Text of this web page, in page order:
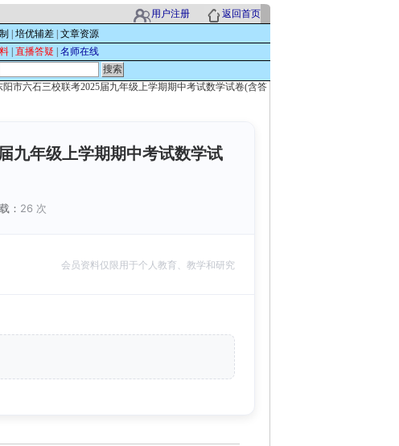
用户注册
返回首页
培优辅差 文章资源
直播答疑 名师在线
市六石三校联考2025届九年级上学期期中考试数学试卷(含答
九年级上学期期中考试数学试
： 26 次
会员资料仅限用于个人教育、教学和研究